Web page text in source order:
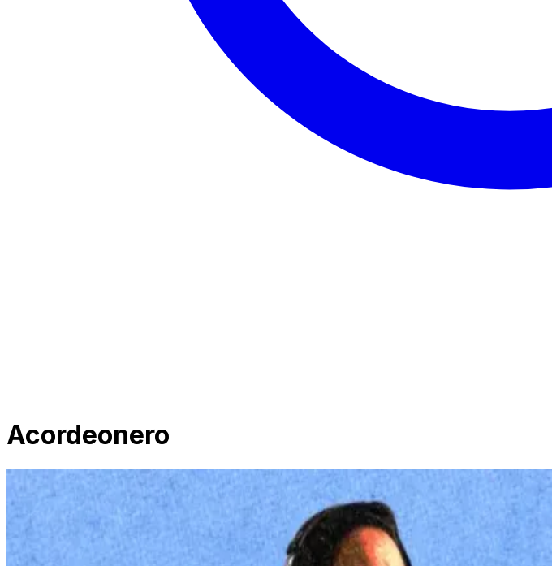
Acordeonero